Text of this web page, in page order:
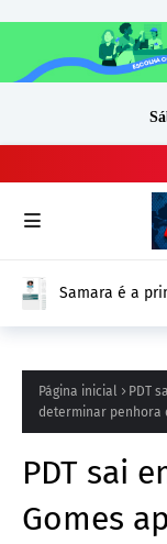
Samara é a
Página inicial
PDT
determinar penhora
PDT sai
Gomes